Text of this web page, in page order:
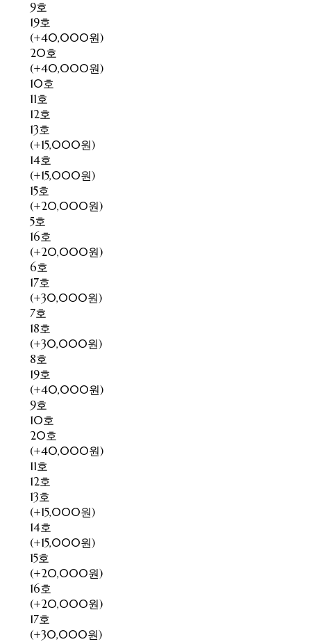
9호
19호
(+40,000원)
20호
(+40,000원)
10호
11호
12호
13호
(+15,000원)
14호
(+15,000원)
15호
(+20,000원)
5호
16호
(+20,000원)
6호
17호
(+30,000원)
7호
18호
(+30,000원)
8호
19호
(+40,000원)
9호
10호
20호
(+40,000원)
11호
12호
13호
(+15,000원)
14호
(+15,000원)
15호
(+20,000원)
16호
(+20,000원)
17호
(+30,000원)